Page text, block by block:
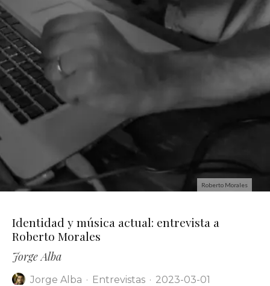
Roberto Morales
Identidad y música actual: entrevista a
Roberto Morales
Jorge Alba
Jorge Alba · Entrevistas · 2023-03-01